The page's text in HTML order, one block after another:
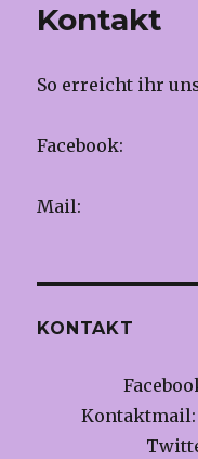
Kontakt
So erreicht ihr
Facebook:
Mail:
KONTAKT
Kontaktmail: